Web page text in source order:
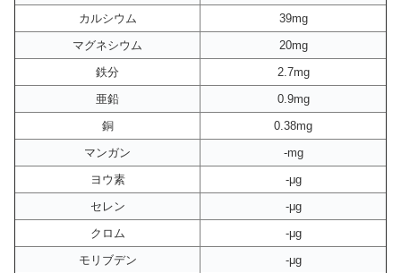
カルシウム
39mg
マグネシウム
20mg
鉄分
2.7mg
亜鉛
0.9mg
銅
0.38mg
マンガン
-mg
ヨウ素
-μg
セレン
-μg
クロム
-μg
モリブデン
-μg